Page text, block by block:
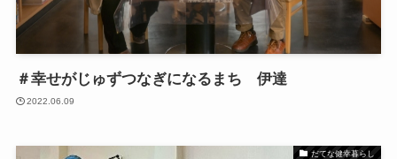
＃幸せがじゅずつなぎになるまち 伊達
2022.06.09
だてな健幸暮らし